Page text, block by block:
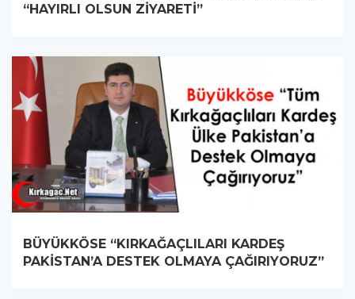
“HAYIRLI OLSUN ZİYARETİ”
BÜYÜKKÖSE “KIRKAĞAÇLILARI KARDEŞ
PAKİSTAN’A DESTEK OLMAYA ÇAĞIRIYORUZ”